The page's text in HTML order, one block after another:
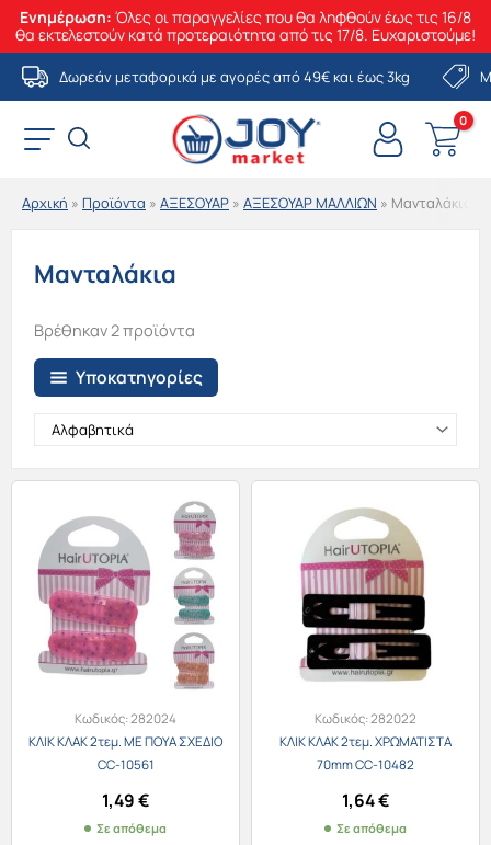
Ενημέρωση: Όλες οι παραγγελίες που θα ληφθούν έως τις 16/8
θα εκτελεστούν κατά προτεραιότητα από τις 17/8. Ευχαριστούμε!
Μετάβαση
στο
περιεχόμενο
Δωρεάν μεταφορικά με αγορές από 49€ και έως 3kg
Αρχική » Προϊόντα » ΑΞΕΣΟΥΑΡ » ΑΞΕΣΟΥΑΡ ΜΑΛΛΙΩΝ » Μανταλάκια
Μανταλάκια
Υποκατηγορίες
Βρέθηκαν 2 προϊόντα
Κωδικός:282024
ΚΛΙΚ ΚΛΑΚ 2τεμ. ΜΕ ΠΟΥΑ ΣΧΕΔΙΟ
CC-10561
1,49€
Σε απόθεμα
Κωδικός:282022
ΚΛΙΚ ΚΛΑΚ 2τεμ. ΧΡΩΜΑΤΙΣΤΑ
70mm CC-10482
1,64€
Σε απόθεμα